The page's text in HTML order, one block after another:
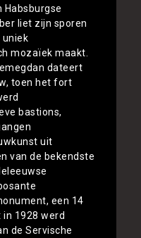
Habsburgse
liet zijn sporen
mozaïek maakt.
dateert
toen het fort
bastions,
uit
van de bekendste
een 14
1928 werd
de Servische